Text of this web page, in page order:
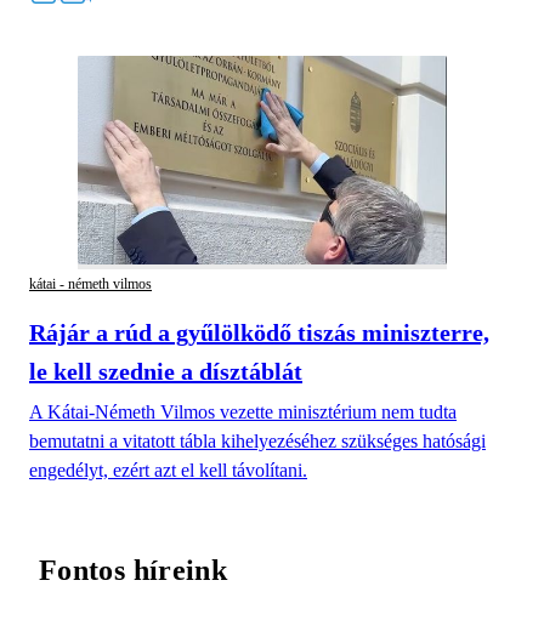
kátai - németh vilmos
Rájár a rúd a gyűlölködő tiszás miniszterre,
le kell szednie a dísztáblát
A Kátai-Németh Vilmos vezette minisztérium nem tudta
bemutatni a vitatott tábla kihelyezéséhez szükséges hatósági
engedélyt, ezért azt el kell távolítani.
Fontos híreink